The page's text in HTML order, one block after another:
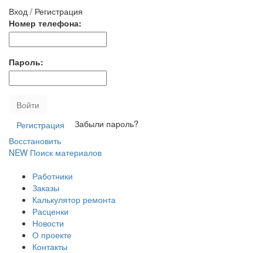
Вход / Регистрация
Номер телефона:
Пароль:
Войти
Регистрация
Забыли пароль?
Восстановить
NEW Поиск материалов
Работники
Заказы
Калькулятор ремонта
Расценки
Новости
О проекте
Контакты